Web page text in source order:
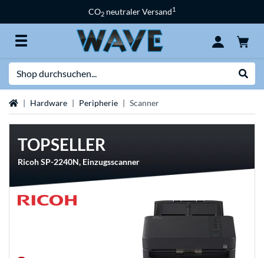
CO2 neutraler Versand1
StartseiteHardware Peripherie Scanner
TOPSELLER
Ricoh SP-2240N, Einzugsscanner